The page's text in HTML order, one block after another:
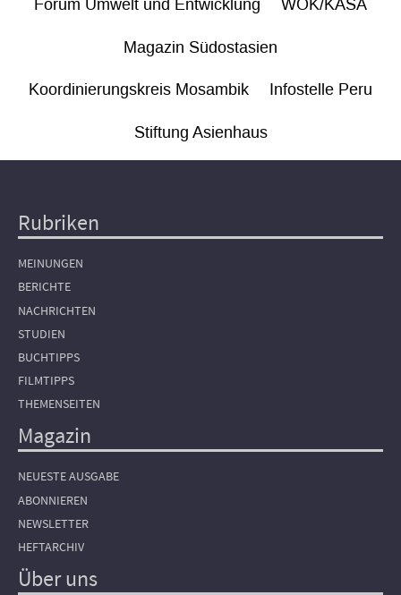
Forum Umwelt und Entwicklung WÖK/KASA
Magazin Südostasien
Koordinierungskreis Mosambik Infostelle Peru
Stiftung Asienhaus
Hauptnavigation
Rubriken
MEINUNGEN
BERICHTE
NACHRICHTEN
STUDIEN
BUCHTIPPS
FILMTIPPS
THEMENSEITEN
Magazin
NEUESTE AUSGABE
ABONNIEREN
NEWSLETTER
HEFTARCHIV
Über uns